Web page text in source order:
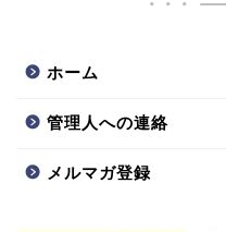
ホーム
管理人への連絡
メルマガ登録